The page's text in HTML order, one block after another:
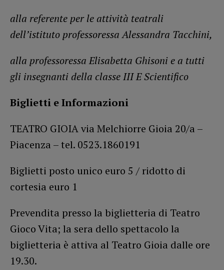
alla referente per le attività teatrali
dell’istituto professoressa Alessandra Tacchini,
alla professoressa Elisabetta Ghisoni e a tutti
gli insegnanti della classe III E Scientifico
Biglietti e Informazioni
TEATRO GIOIA via Melchiorre Gioia 20/a –
Piacenza – tel. 0523.1860191
Biglietti posto unico euro 5 / ridotto di
cortesia euro 1
Prevendita presso la biglietteria di Teatro
Gioco Vita; la sera dello spettacolo la
biglietteria è attiva al Teatro Gioia dalle ore
19.30.